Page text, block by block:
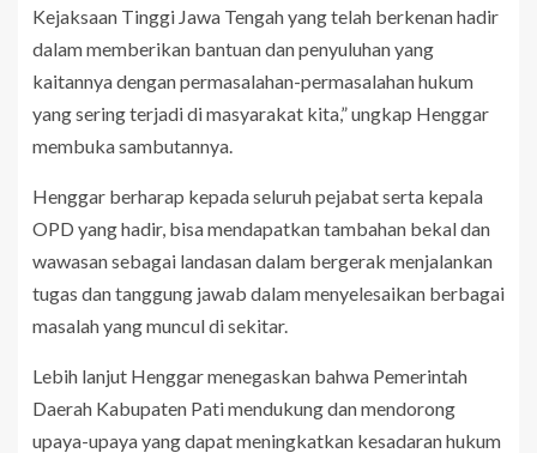
Kejaksaan Tinggi Jawa Tengah yang telah berkenan hadir
dalam memberikan bantuan dan penyuluhan yang
kaitannya dengan permasalahan-permasalahan hukum
yang sering terjadi di masyarakat kita,” ungkap Henggar
membuka sambutannya.
Henggar berharap kepada seluruh pejabat serta kepala
OPD yang hadir, bisa mendapatkan tambahan bekal dan
wawasan sebagai landasan dalam bergerak menjalankan
tugas dan tanggung jawab dalam menyelesaikan berbagai
masalah yang muncul di sekitar.
Lebih lanjut Henggar menegaskan bahwa Pemerintah
Daerah Kabupaten Pati mendukung dan mendorong
upaya-upaya yang dapat meningkatkan kesadaran hukum